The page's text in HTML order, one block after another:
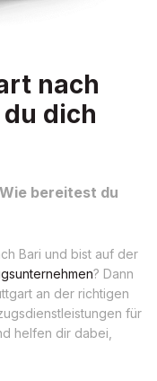
nach
dich
bereitest du
Bari und bist auf der
? Dann
an der richtigen
für
helfen dir dabei,